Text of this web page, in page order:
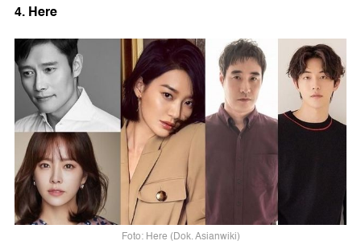
4. Here
Foto: Here (Dok. Asianwiki)